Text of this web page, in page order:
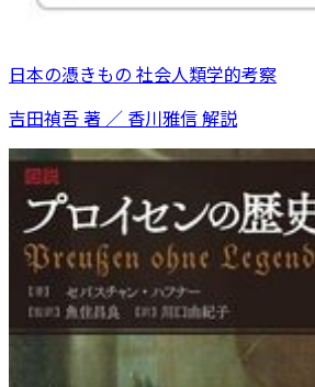
日本の憑きもの 社会人類学的考察
吉田禎吾 著 ／ 香川雅信 解説